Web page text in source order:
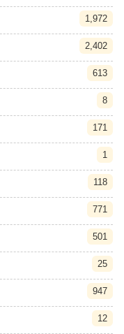
1,972
2,402
613
8
171
1
118
771
501
25
947
12